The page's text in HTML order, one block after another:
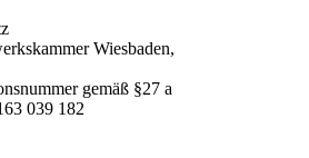
Wiesbaden,
gemäß §27 a
039 182